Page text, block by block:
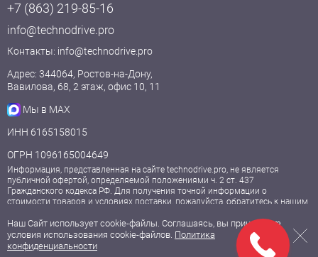
+7 (863) 219-85-16
info@technodrive.pro
Контакты: info@technodrive.pro
Адрес: 344064, Ростов-на-Дону,
Вавилова, 68, 2 этаж, офис 10, 11
Мы в MAX
ИНН 6165158015
ОГРН 1096165004649
Информация, представленная на сайте technodrive.pro, не является
публичной офертой, определяемой положениями ч. 2 ст. 437
Гражданского кодекса РФ. Для получения точной информации о
стоимости товаров и условиях поставки, пожалуйста, обратитесь к нашим
© 2009—2026, ООО «Технодрайв».
Наш Сайт использует cookie-файлы. Соглашаясь, вы принимаете
условия использования cookie-файлов. Политика
конфиденциальности